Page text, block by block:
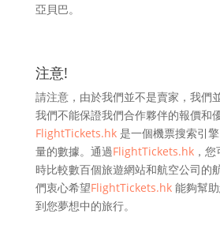
亞貝巴。
注意!
請注意，由於我們並不是賣家，我們
我們不能保證我們合作夥伴的報價和優
FlightTickets.hk是一個機票搜索引
量的數據。通過FlightTickets.hk，您
時比較數百個旅遊網站和航空公司的
們衷心希望FlightTickets.hk能夠幫
到您夢想中的旅行。